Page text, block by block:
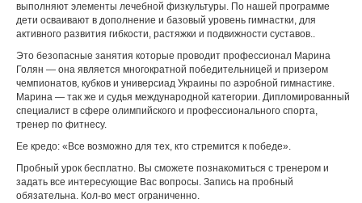
выполняют элементы лечебной физкультуры. По нашей программе
дети осваивают в дополнение и базовый уровень гимнастки, для
активного развития гибкости, растяжки и подвижности суставов..
Это безопасные занятия которые проводит профессионал Марина
Голян — она является многократной победительницей и призером
чемпионатов, кубков и универсиад Украины по аэробной гимнастике.
Марина — так же и судья международной категории. Дипломированный
специалист в сфере олимпийского и профессионального спорта,
тренер по фитнесу.
Ее кредо: «Все возможно для тех, кто стремится к победе».
Пробный урок бесплатно. Вы сможете познакомиться с тренером и
задать все интересующие Вас вопросы. Запись на пробный
обязательна. Кол-во мест ограниченно.